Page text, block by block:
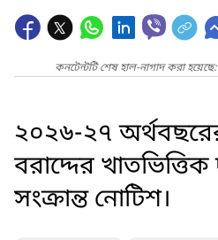
কনটেন্টটি শেষ হাল-নাগাদ করা
২০২৬-২৭
বরাদ্দের খাতভিত্তিক
সংক্রান্ত নোটিশ।